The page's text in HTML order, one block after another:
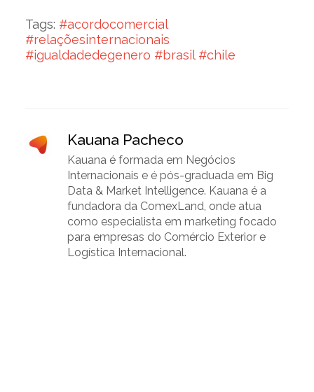
Tags: #acordocomercial
#relaçõesinternacionais
#igualdadedegenero #brasil #chile
Kauana Pacheco
Kauana é formada em Negócios
Internacionais e é pós-graduada em Big
Data & Market Intelligence. Kauana é a
fundadora da ComexLand, onde atua
como especialista em marketing focado
para empresas do Comércio Exterior e
Logística Internacional.